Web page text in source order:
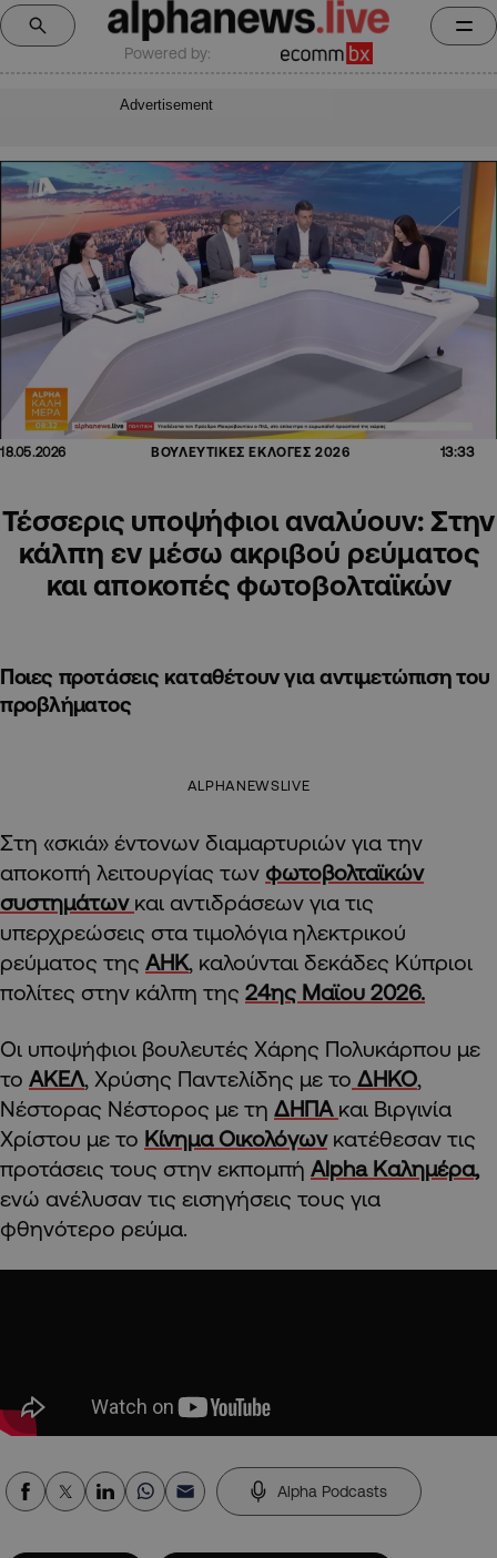
Powered by:
Advertisement
18.05.2026 ΒΟΥΛΕΥΤΙΚΕΣ ΕΚΛΟΓΕΣ 2026 13:33
Τέσσερις υποψήφιοι αναλύουν: Στην
κάλπη εν μέσω ακριβού ρεύματος
και αποκοπές φωτοβολταϊκών
Ποιες προτάσεις καταθέτουν για αντιμετώπιση του
προβλήματος
ALPHANEWSLIVE
Στη «σκιά» έντονων διαμαρτυριών για την
αποκοπή λειτουργίας των φωτοβολταϊκών
συστημάτων και αντιδράσεων για τις
υπερχρεώσεις στα τιμολόγια ηλεκτρικού
ρεύματος της ΑΗΚ, καλούνται δεκάδες Κύπριοι
πολίτες στην κάλπη της 24ης Μαϊου 2026.
Οι υποψήφιοι βουλευτές Χάρης Πολυκάρπου με
το ΑΚΕΛ, Χρύσης Παντελίδης με το ΔΗΚΟ,
Νέστορας Νέστορος με τη ΔΗΠΑ και Βιργινία
Χρίστου με το Κίνημα Οικολόγωνκατέθεσαν τις
προτάσεις τους στην εκπομπή Alpha Καλημέρα,
ενώ ανέλυσαν τις εισηγήσεις τους για
φθηνότερο ρεύμα.
Alpha Podcasts